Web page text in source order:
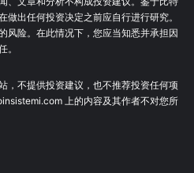
出任何投资决定之前应自行进行研究。
风险。在此情况下，您应当知悉并承担因
。
，不提供投资建议，也不推荐投资任何项
上的内容及其作者不对您所